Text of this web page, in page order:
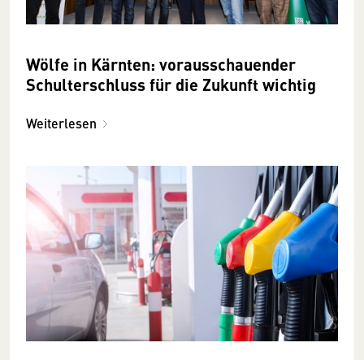
Wölfe in Kärnten: vorausschauender
Schulterschluss für die Zukunft wichtig
Weiterlesen